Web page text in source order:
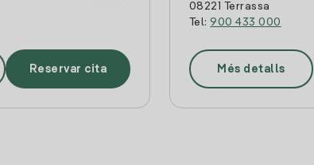
Reservar cita
08221 Terrassa
Tel:900 433 000
Més detalls